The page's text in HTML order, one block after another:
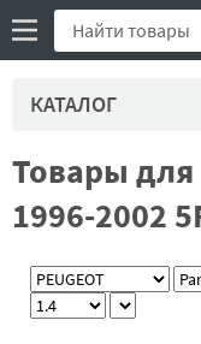
КАТАЛОГ
Товары для
1996-2002